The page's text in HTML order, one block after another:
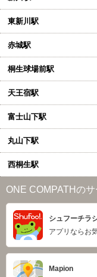
東新川駅
赤城駅
桐生球場前駅
天王宿駅
富士山下駅
丸山下駅
西桐生駅
ONE COMPATHのサ
シュフーチラ
アプリならお
Mapion